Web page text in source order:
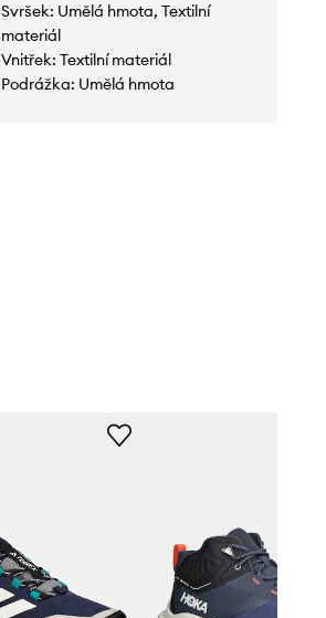
Svršek: Umělá hmota, Textilní
materiál
Vnitřek: Textilní materiál
Podrážka: Umělá hmota